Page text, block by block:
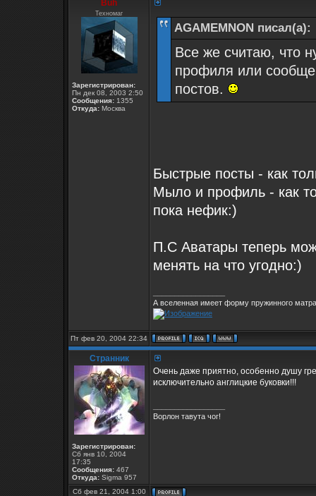
Buh
Техномаг
Зарегистрирован:
Пн дек 08, 2003 2:50
Сообщения: 1355
Откуда: Москва
AGAMEMNON писал(а):
Все же считаю, что
профиля или
постов.
Быстрые посты - как
Мыло и профиль - как
пока нефик:)
П.С Аватары теперь
менять на что угодно:)
А вселенная имеет форму пружинного
Пт фев 20, 2004 22:34
Странник
Зарегистрирован:
Сб янв 10, 2004
17:35
Сообщения: 467
Откуда: Sigma 957
Очень даже приятно, особенно душу
исключительно англицкие буковки!!!
Ворлон тавута чог!
Сб фев 21, 2004 1:00